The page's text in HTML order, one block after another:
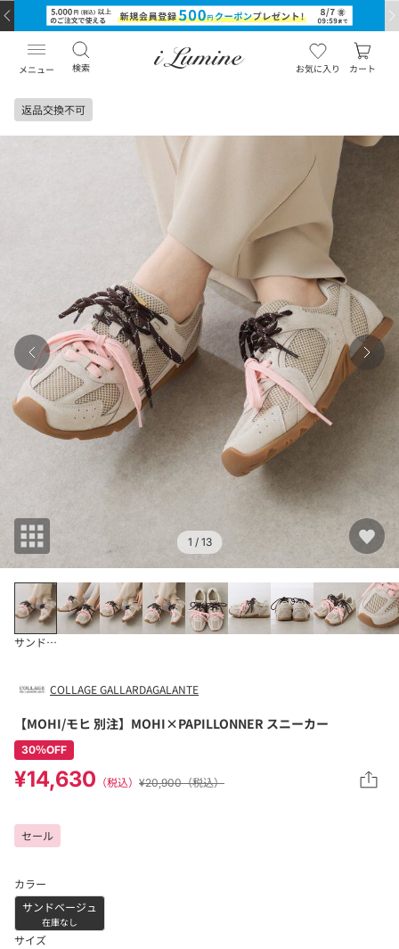
メニュー 検索 お気に入り カート
返品交換不可
1 / 13
サンドベージュ
COLLAGE GALLARDAGALANTE
【MOHI/モヒ 別注】MOHI×PAPILLONNER スニーカー
30％OFF
¥14,630 （税込） ¥20,900（税込）
セール
カラー
サンドベージュ
在庫なし
サイズ